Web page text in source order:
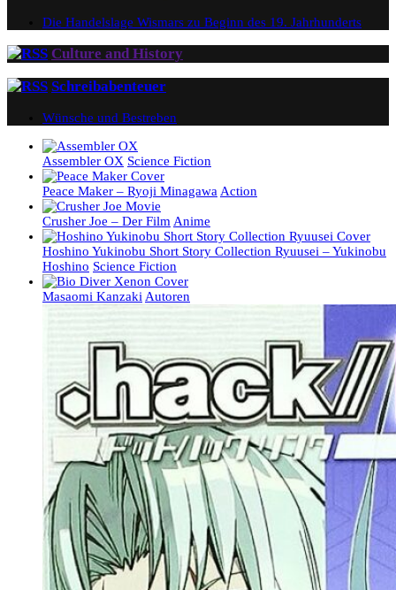
Die Handelslage Wismars zu Beginn des 19. Jahrhunderts
Culture and History
Schreibabenteuer
Wünsche und Bestreben
Assembler OX Science Fiction
Peace Maker – Ryoji Minagawa Action
Crusher Joe – Der Film Anime
Hoshino Yukinobu Short Story Collection Ryuusei – Yukinobu
Hoshino Science Fiction
Masaomi Kanzaki Autoren